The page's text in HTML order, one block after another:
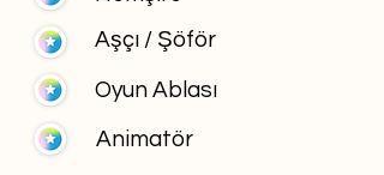
Aşçı / Şöför
Oyun Ablası
Animatör